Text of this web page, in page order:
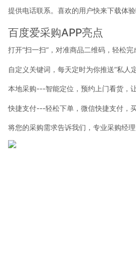
提供电话联系。喜欢的用户快来下载体验
百度爱采购APP亮点
打开“扫一扫“，对准商品二维码，轻松完
自定义关键词，每天定时为你推送”私人
本地采购---智能定位，预约上门看货，
快捷支付---轻松下单，微信快捷支付，
将您的采购需求告诉我们，专业采购经